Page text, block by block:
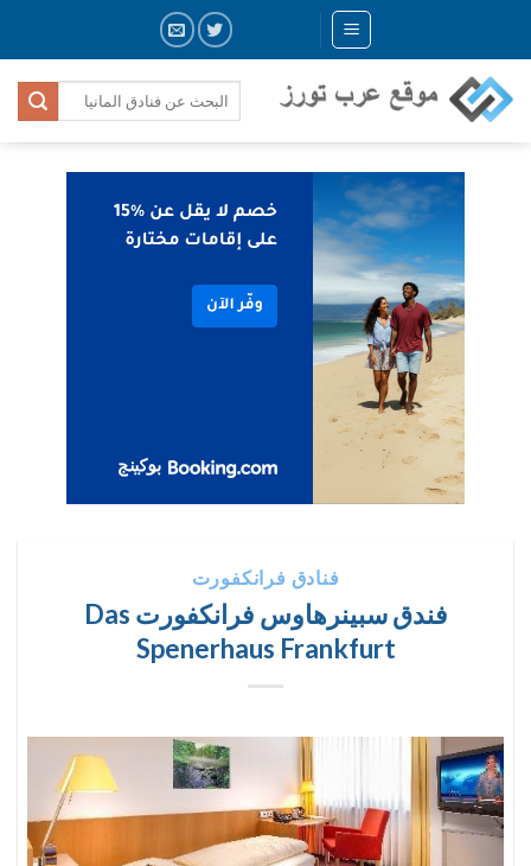
content
فنادق فرانكفورت
فندق سبينرهاوس فرانكفورت Das
Spenerhaus Frankfurt